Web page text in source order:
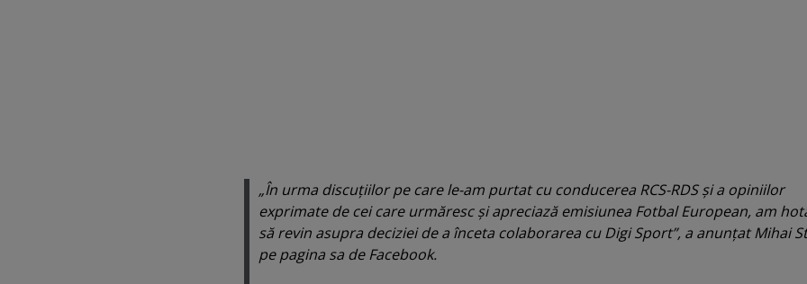
„În urma discuţiilor pe care le-am purtat cu conducerea RCS-RDS şi a opiniilor
exprimate de cei care urmăresc şi apreciază emisiunea Fotbal European, am
să revin asupra deciziei de a înceta colaborarea cu Digi Sport”, a anunţat Mihai
pe pagina sa de Facebook.